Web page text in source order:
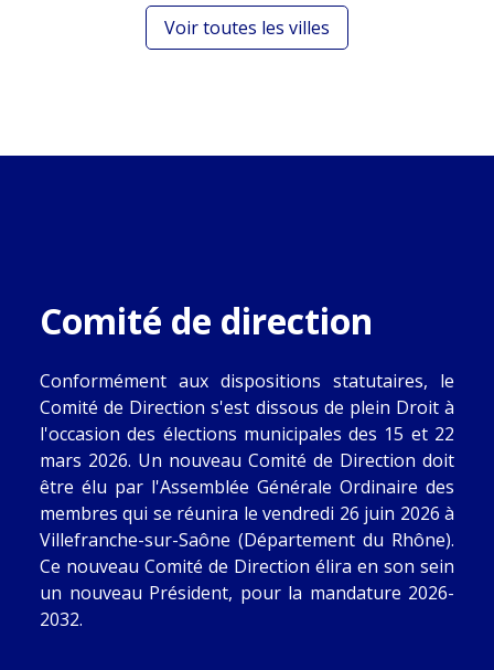
Voir toutes les villes
Comité de direction
Conformément aux dispositions statutaires, le
Comité de Direction s'est dissous de plein Droit à
l'occasion des élections municipales des 15 et 22
mars 2026. Un nouveau Comité de Direction doit
être élu par l'Assemblée Générale Ordinaire des
membres qui se réunira le vendredi 26 juin 2026 à
Villefranche-sur-Saône (Département du Rhône).
Ce nouveau Comité de Direction élira en son sein
un nouveau Président, pour la mandature 2026-
2032.